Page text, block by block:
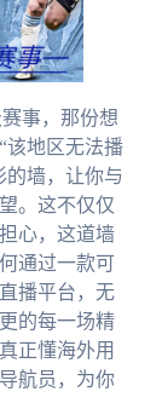
事，那份想
该地区无法播
的墙，让你与
。这不仅仅
心，这道墙
通过一款可
播平台，无
的每一场精
正懂海外用
航员，为你